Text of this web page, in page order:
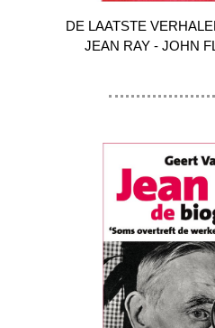
DE LAATSTE
JEAN RAY - JOHN